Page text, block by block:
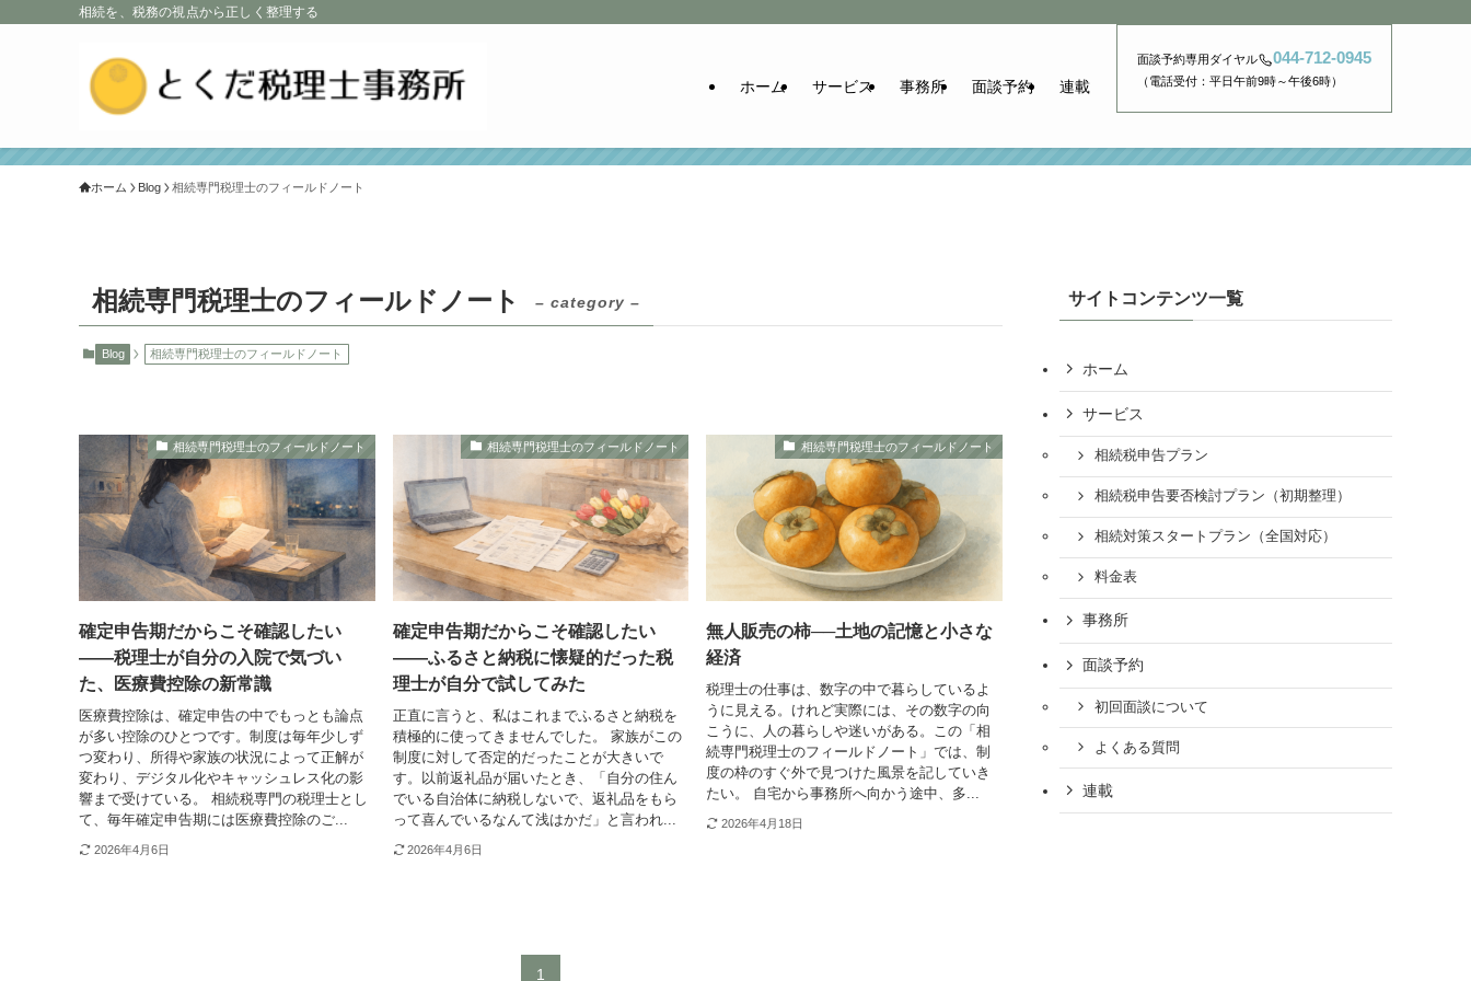
相続を、税務の視点から正しく整理する
ホーム サービス 事務所 面談予約 連載
面談予約専用ダイヤル 044-712-0945
（電話受付：平日午前9時～午後6時）
ホーム Blog 相続専門税理士のフィールドノート
相続専門税理士のフィールドノート – category –
Blog 相続専門税理士のフィールドノート
相続専門税理士のフィールドノート
確定申告期だからこそ確認したい
——税理士が自分の入院で気づい
た、医療費控除の新常識
医療費控除は、確定申告の中でもっとも論点
が多い控除のひとつです。制度は毎年少しず
つ変わり、所得や家族の状況によって正解が
変わり、デジタル化やキャッシュレス化の影
響まで受けている。 相続税専門の税理士とし
て、毎年確定申告期には医療費控除のご...
2026年4月6日
相続専門税理士のフィールドノート
確定申告期だからこそ確認したい
——ふるさと納税に懐疑的だった税
理士が自分で試してみた
正直に言うと、私はこれまでふるさと納税を
積極的に使ってきませんでした。 家族がこの
制度に対して否定的だったことが大きいで
す。以前返礼品が届いたとき、「自分の住ん
でいる自治体に納税しないで、返礼品をもら
って喜んでいるなんて浅はかだ」と言われ...
2026年4月6日
相続専門税理士のフィールドノート
無人販売の柿──土地の記憶と小さな
経済
税理士の仕事は、数字の中で暮らしているよ
うに見える。けれど実際には、その数字の向
こうに、人の暮らしや迷いがある。この「相
続専門税理士のフィールドノート」では、制
度の枠のすぐ外で見つけた風景を記していき
たい。 自宅から事務所へ向かう途中、多...
2026年4月18日
1
サイトコンテンツ一覧
ホーム
サービス
相続税申告プラン
相続税申告要否検討プラン（初期整理）
相続対策スタートプラン（全国対応）
料金表
事務所
面談予約
初回面談について
よくある質問
連載